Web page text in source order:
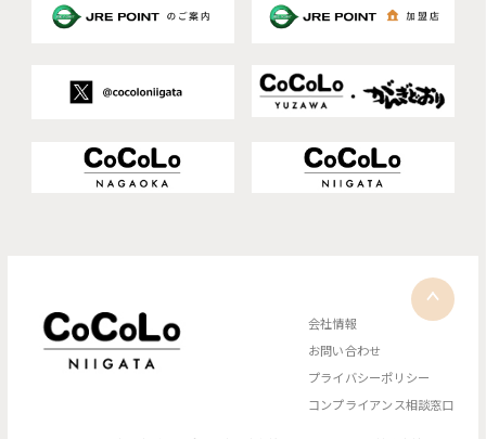
会社情報
お問い合わせ
プライバシーポリシー
コンプライアンス相談窓口